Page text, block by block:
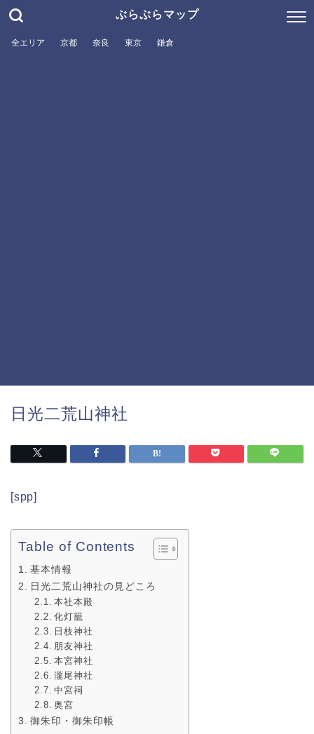
ぶらぶらマップ
全エリア 京都 奈良 東京 鎌倉
日光二荒山神社
[spp]
Table of Contents
基本情報
日光二荒山神社の見どころ
本社本殿
化灯籠
日枝神社
朋友神社
本宮神社
瀧尾神社
中宮祠
奥宮
御朱印・御朱印帳